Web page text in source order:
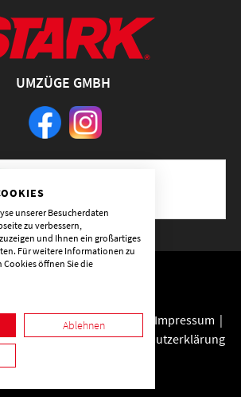
UMZÜGE GMBH
Umzüge GmbH
Frankfurt&Wiesbaden Impressum |
Datenschutzerklärung
unserer Besucherdaten
zu verbessern,
und Ihnen ein großartiges
Für weitere Informationen zu
öffnen Sie die
Ablehnen